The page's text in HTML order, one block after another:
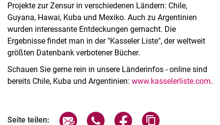
Projekte zur Zensur in verschiedenen Ländern: Chile,
Guyana, Hawai, Kuba und Mexiko. Auch zu Argentinien
wurden interessante Entdeckungen gemacht. Die
Ergebnisse findet man in der "Kasseler Liste", der weltweit
größten Datenbank verbotener Bücher.
Schauen Sie gerne rein in unsere Länderinfos - online sind
bereits Chile, Kuba und Argentinien: www.kasselerliste.com.
Seite teilen: Seite über E-Mail teilen
Seite über WhatsApp teilen
Seite über Facebook